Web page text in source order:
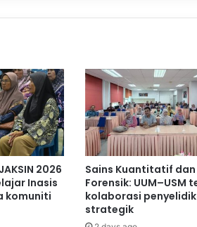
2026
Inasis
komuniti
Sains Kuantitatif dan
Forensik: UUM–USM
kolaborasi
strategik